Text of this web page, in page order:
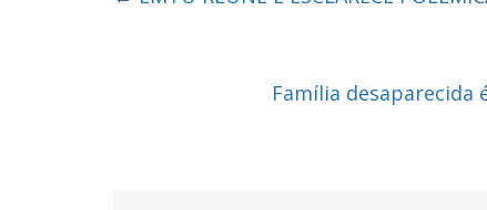
Família desaparecida